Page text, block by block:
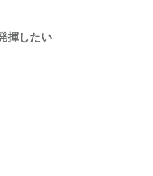
揮したい